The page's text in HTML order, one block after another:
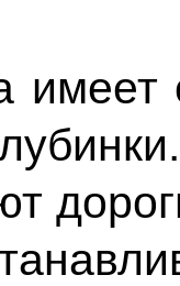
имеет